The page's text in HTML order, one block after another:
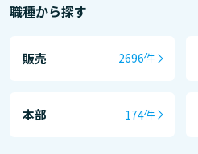
職種から探す
販売 2696件
本部 174件